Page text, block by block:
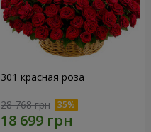
301 красная роза
28 768 грн